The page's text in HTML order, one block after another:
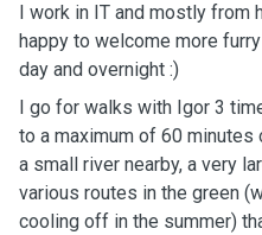
I work in IT and mostly from
happy to welcome more
day and overnight :)
I go for walks with Igor 3
to a maximum of 60
a small river nearby, a very
various routes in the green
cooling off in the summer)